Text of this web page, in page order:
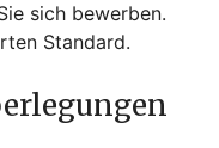
sich bewerben.
Standard.